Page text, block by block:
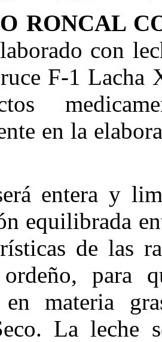
RONCAL
con
F-1
en la
entera y
equilibrada
de las
para
en materia
La leche